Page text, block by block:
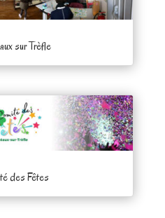
sur Trèfle
des Fêtes